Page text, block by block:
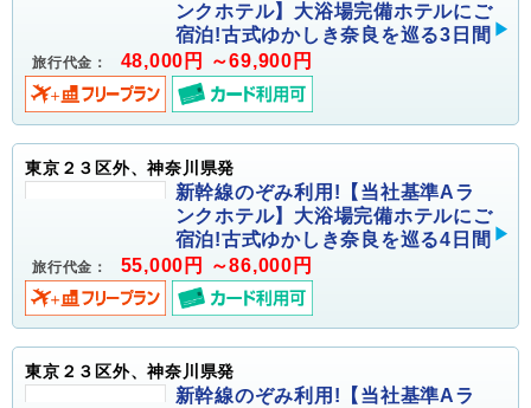
ンクホテル】大浴場完備ホテルにご
宿泊!古式ゆかしき奈良を巡る3日間
旅行代金： 48,000円 ～69,900円
東京２３区外、神奈川県発
新幹線のぞみ利用!【当社基準Aラ
ンクホテル】大浴場完備ホテルにご
宿泊!古式ゆかしき奈良を巡る4日間
旅行代金： 55,000円 ～86,000円
東京２３区外、神奈川県発
新幹線のぞみ利用!【当社基準Aラ